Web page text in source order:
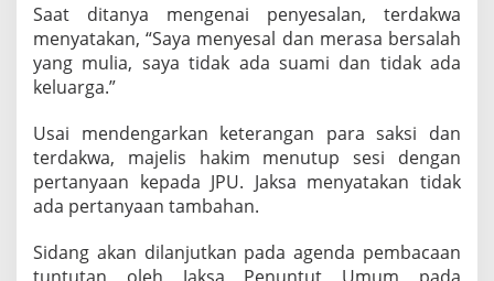
Saat ditanya mengenai penyesalan, terdakwa
menyatakan, “Saya menyesal dan merasa bersalah
yang mulia, saya tidak ada suami dan tidak ada
keluarga.”
Usai mendengarkan keterangan para saksi dan
terdakwa, majelis hakim menutup sesi dengan
pertanyaan kepada JPU. Jaksa menyatakan tidak
ada pertanyaan tambahan.
Sidang akan dilanjutkan pada agenda pembacaan